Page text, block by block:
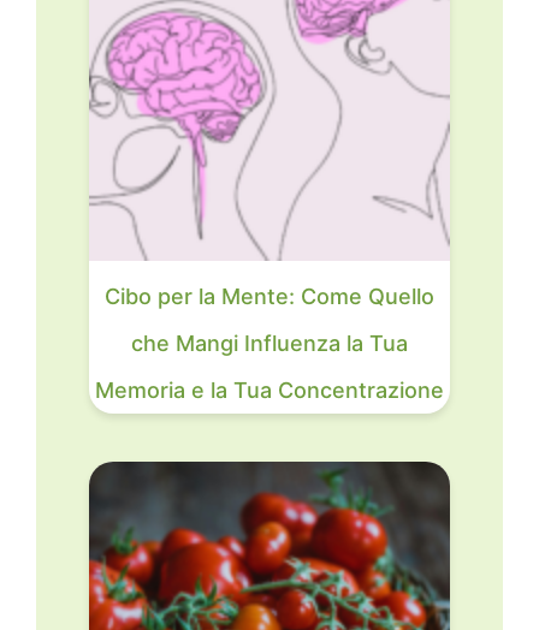
Cibo per la Mente: Come Quello
che Mangi Influenza la Tua
Memoria e la Tua Concentrazione